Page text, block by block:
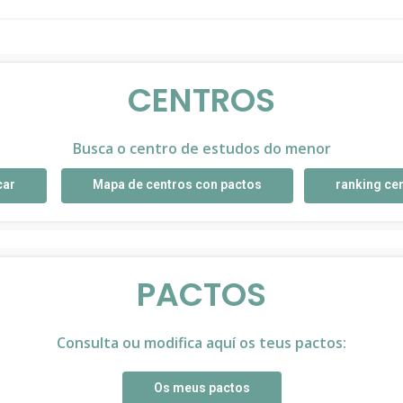
CENTROS
Busca o centro de estudos do menor
Mapa de centros con pactos ranking
PACTOS
Consulta ou modifica aquí os teus pactos:
Os meus pactos